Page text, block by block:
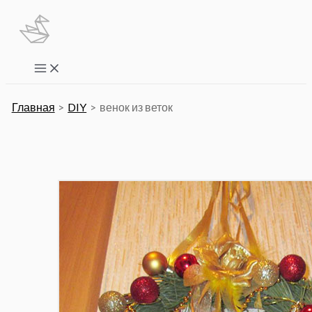
Перейти
содержимому
Main
Menu
Главная DIY венок из веток